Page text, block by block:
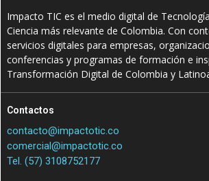
Impacto TIC es el medio digital de
Ciencia más relevante de Colombia. Con
servicios digitales para empresas,
conferencias y programas de formación e
Transformación Digital de Colombia y
Contactos
contacto@impactotic.co
comercial@impactotic.co
Tel. (57) 3108752177